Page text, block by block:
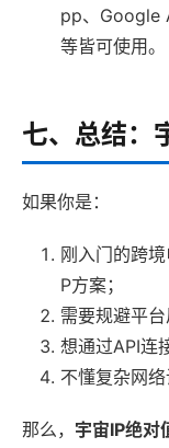
pp、Google
等皆可使用。
七、总结：
如果你是：
刚入门的跨
P方案；
需要规避平
想通过API连
不懂复杂网
那么， 宇宙IP绝对